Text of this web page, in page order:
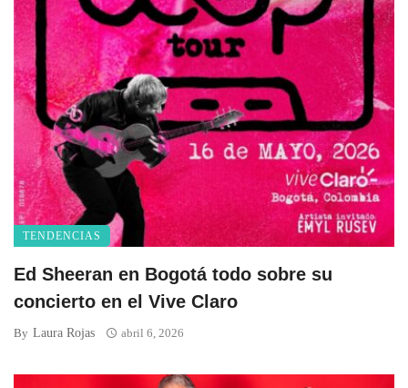
TENDENCIAS
Ed Sheeran en Bogotá todo sobre su
concierto en el Vive Claro
By Laura Rojas abril 6, 2026